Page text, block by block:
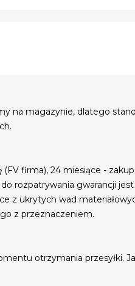
na magazynie, dlatego
firma), 24 miesiące -
rozpatrywania gwarancji
z ukrytych wad
z przeznaczeniem.
otrzymania przesyłki.